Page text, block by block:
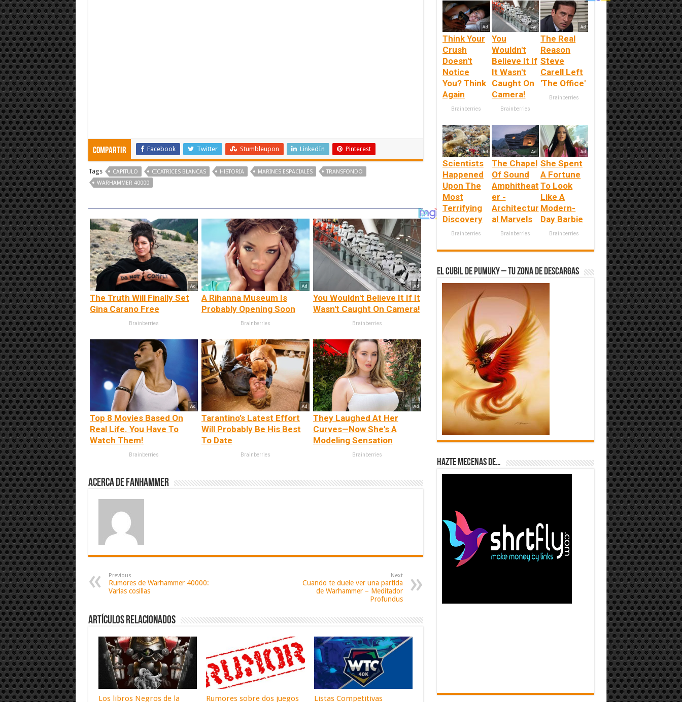
Compartir Facebook Twitter Stumbleupon LinkedIn Pinterest
Tags CAPITULO CICATRICES BLANCAS HISTORIA MARINES ESPACIALES
TRANSFONDO
WARHAMMER 40000
The Truth Will Finally Set
Gina Carano Free
Brainberries
A Rihanna Museum Is
Probably Opening Soon
Brainberries
You Wouldn't Believe It If It
Wasn't Caught On Camera!
Brainberries
Top 8 Movies Based On
Real Life. You Have To
Watch Them!
Brainberries
Tarantino’s Latest Effort
Will Probably Be His Best
To Date
Brainberries
They Laughed At Her
Curves—Now She's A
Modeling Sensation
Brainberries
Acerca de fanhammer
Previous
Rumores de Warhammer 40000:
Varias cosillas
Next
Cuando te duele ver una partida
de Warhammer – Meditador
Profundus
Artículos relacionados
Los libros Negros de la Rumores sobre dos juegos Listas Competitivas
Think Your
Crush
Doesn't
Notice
You? Think
Again
Brainberries
You
Wouldn't
Believe It If
It Wasn't
Caught On
Camera!
Brainberries
The Real
Reason
Steve
Carell Left
'The Office'
Brainberries
Scientists
Happened
Upon The
Most
Terrifying
Discovery
Brainberries
The Chapel
Of Sound
Amphitheat
er -
Architectur
al Marvels
Brainberries
She Spent
A Fortune
To Look
Like A
Modern-
Day Barbie
Brainberries
El Cubil de Pumuky – Tu zona de Descargas
Hazte Mecenas de…